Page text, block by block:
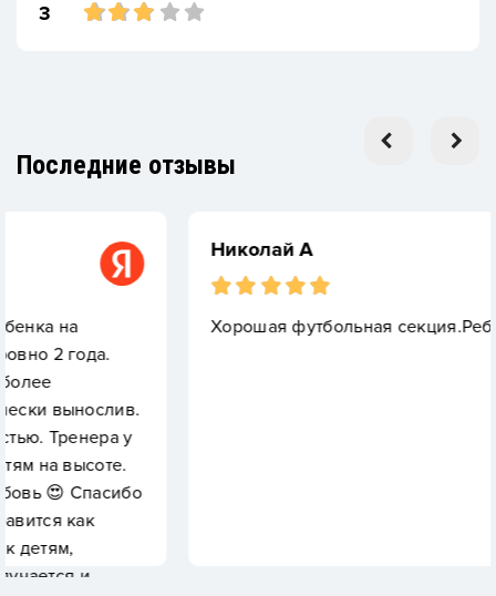
3
Последние отзывы
у
Николай А
Хорошая футбольная секция.Ребёнок